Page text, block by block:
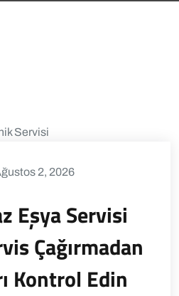
2, 2026
Eşya Servisi
Çağırmadan
Kontrol Edin